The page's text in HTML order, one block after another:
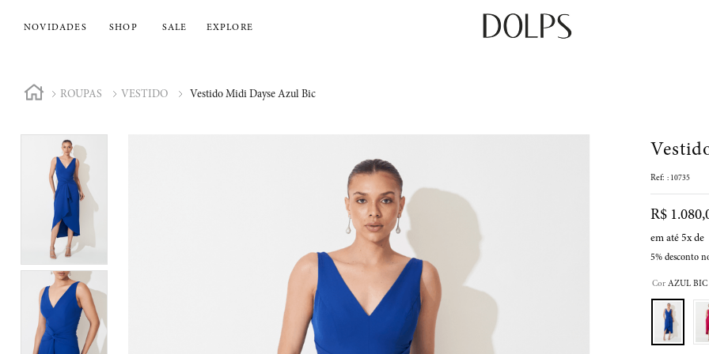
SHOP
NOVIDADES SALE EXPLORE
ROUPAS VESTIDO Vestido Midi Dayse Azul Bic
: 10735
R$ 1.080,
em até5x de
5% desconto
Cor AZUL BIC